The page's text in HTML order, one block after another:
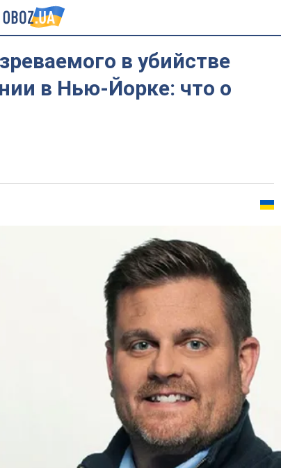
в убийстве
в Нью-Йорке: что о